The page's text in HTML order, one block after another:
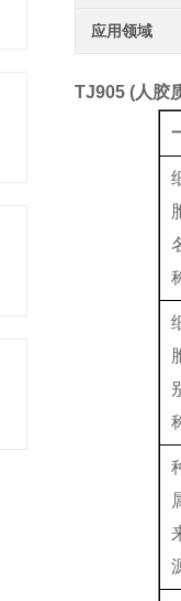
应用领域
TJ905 (人胶